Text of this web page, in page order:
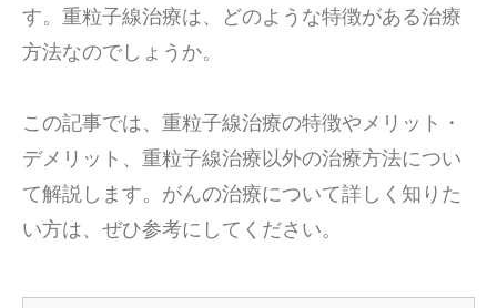
す。重粒子線治療は、どのような特徴がある治療
方法なのでしょうか。
この記事では、重粒子線治療の特徴やメリット・
デメリット、重粒子線治療以外の治療方法につい
て解説します。がんの治療について詳しく知りた
い方は、ぜひ参考にしてください。